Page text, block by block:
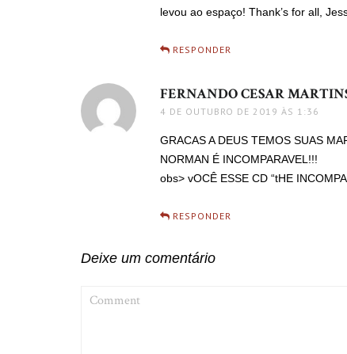
levou ao espaço! Thank’s for all,
RESPONDER
FERNANDO CESAR
4 DE OUTUBRO DE 2019 ÀS 1:36
GRACAS A DEUS TEMOS SUAS
NORMAN É INCOMPARAVEL!!!
obs> vOCÊ ESSE CD “tHE
RESPONDER
Deixe um comentário